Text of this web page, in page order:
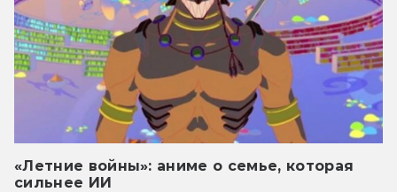
«Летние войны»: аниме о семье, которая
сильнее ИИ